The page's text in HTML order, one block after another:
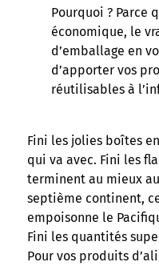
Pourquoi ? Parce
économique, le
d’emballage en
d’apporter vos
réutilisables à
Fini les jolies boîtes
qui va avec. Fini les
terminent au mieux
septième continent,
empoisonne le
Fini les quantités
Pour vos produits